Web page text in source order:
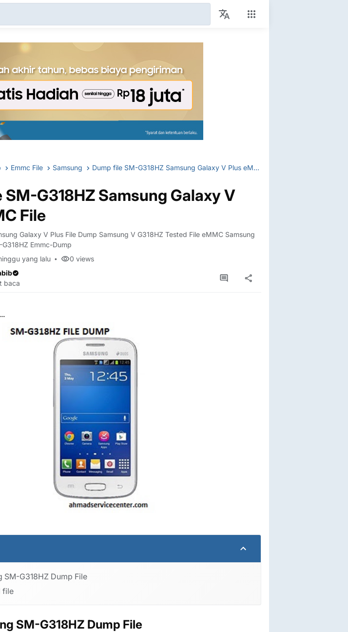
Emmc File Samsung Dump file SM-G318HZ Samsung Galaxy V Plus eMMC File
SM-G318HZ Samsung Galaxy V
File
Galaxy V Plus File Dump Samsung V G318HZ Tested File eMMC Samsung
Emmc-Dump
yang lalu 0 views
baca
SM-G318HZ Dump File
file
SM-G318HZ Dump File